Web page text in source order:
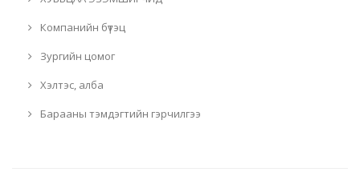
Компанийн бүтэц
Зургийн цомог
Хэлтэс, алба
Барааны тэмдэгтийн гэрчилгээ